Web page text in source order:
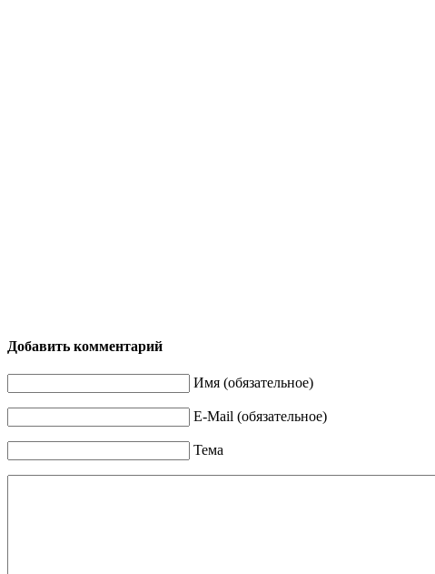
Добавить комментарий
Имя (обязательное)
E-Mail (обязательное)
Тема